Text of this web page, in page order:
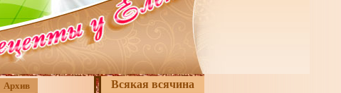
Архив Всякая всячина